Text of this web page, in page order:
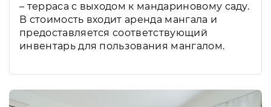
– терраса с выходом к мандариновому саду.
В стоимость входит аренда мангала и
предоставляется соответствующий
инвентарь для пользования мангалом.